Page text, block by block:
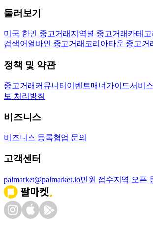
둘러보기
미국 한인 중고거래 지역별 중고거래 카테
검색어 얼바인 중고거래 코리아타운 중고거
정책 및 약관
중고거래 커뮤니티 이벤트매너가이드서비
보 처리방침
비즈니스
비즈니스 등록협업 문의
고객센터
palmarket@palmarket.io민원 접수지역 오픈